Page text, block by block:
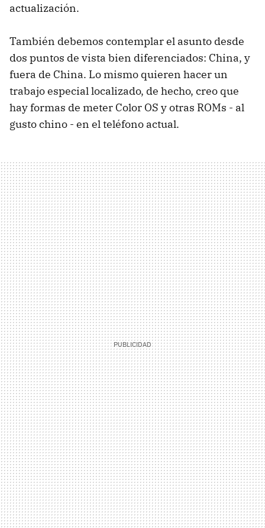
actualización.
También debemos contemplar el asunto desde
dos puntos de vista bien diferenciados: China, y
fuera de China. Lo mismo quieren hacer un
trabajo especial localizado, de hecho, creo que
hay formas de meter Color OS y otras ROMs - al
gusto chino - en el teléfono actual.